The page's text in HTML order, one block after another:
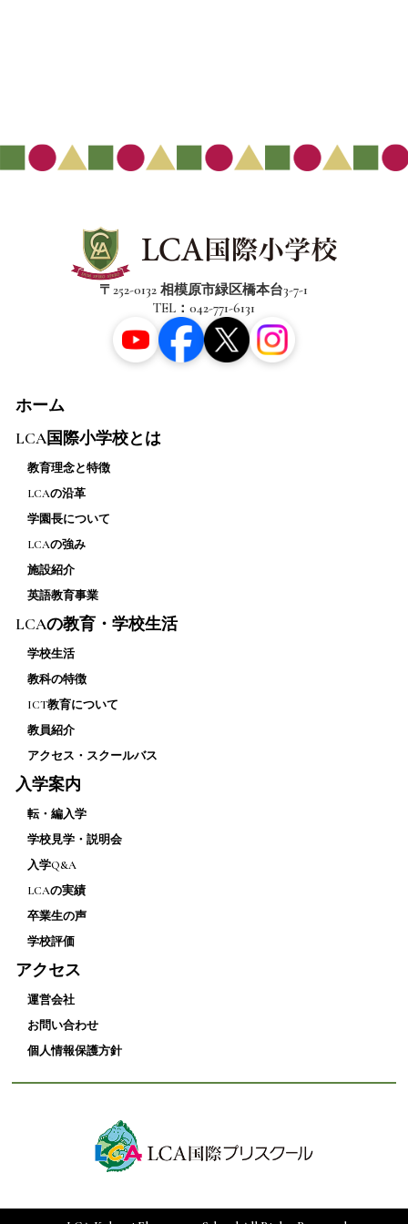
〒252-0132 相模原市緑区橋本台3-7-1
TEL：042-771-6131
ホーム
LCA国際小学校とは
教育理念と特徴
LCAの沿革
学園長について
LCAの強み
施設紹介
英語教育事業
LCAの教育・学校生活
学校生活
教科の特徴
ICT教育について
教員紹介
アクセス・スクールバス
入学案内
転・編入学
学校見学・説明会
入学Q&A
LCAの実績
卒業生の声
学校評価
アクセス
運営会社
お問い合わせ
個人情報保護方針